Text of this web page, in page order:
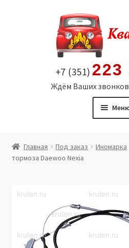
содержимому
+7 (351) 223
Ждём Ваших звонков
Витрина
Политика в отношении
Главная Под заказ Иномарка
тормоза Daewoo Nexia